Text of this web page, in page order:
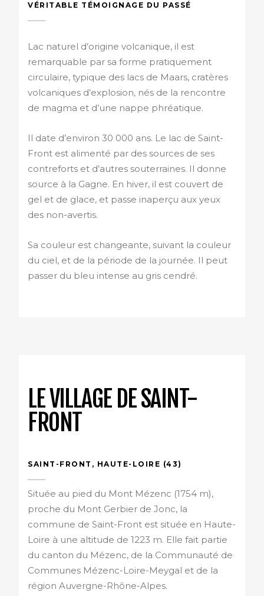
VÉRITABLE TÉMOIGNAGE DU PASSÉ
Lac naturel d’origine volcanique, il est
remarquable par sa forme pratiquement
circulaire, typique des lacs de Maars, cratères
volcaniques d’explosion, nés de la rencontre
de magma et d’une nappe phréatique.
Il date d’environ 30 000 ans. Le lac de Saint-
Front est alimenté par des sources de ses
contreforts et d’autres souterraines. Il donne
source à la Gagne. En hiver, il est couvert de
gel et de glace, et passe inaperçu aux yeux
des non-avertis.
Sa couleur est changeante, suivant la couleur
du ciel, et de la période de la journée. Il peut
passer du bleu intense au gris cendré.
LE VILLAGE DE SAINT-
FRONT
SAINT-FRONT, HAUTE-LOIRE (43)
Située au pied du Mont Mézenc (1754 m),
proche du Mont Gerbier de Jonc, la
commune de Saint-Front est située en Haute-
Loire à une altitude de 1223 m. Elle fait partie
du canton du Mézenc, de la Communauté de
Communes Mézenc-Loire-Meygal et de la
région Auvergne-Rhône-Alpes.